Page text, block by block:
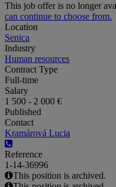
This job offer is no longer
can continue to choose from.
Location
Senica
Industry
Human resources
Contract Type
Full-time
Salary
1 500 - 2 000 €
Published
Contact
Kramárová Lucia
Reference
1-14-36996
This position is archived.